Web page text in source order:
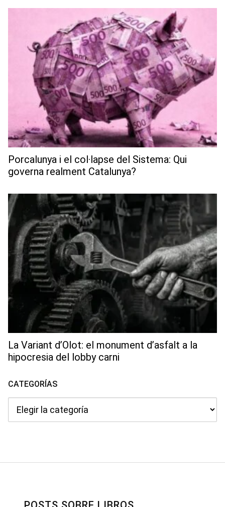
Porcalunya i el col·lapse del Sistema: Qui
governa realment Catalunya?
La Variant d’Olot: el monument d’asfalt a la
hipocresia del lobby carni
CATEGORÍAS